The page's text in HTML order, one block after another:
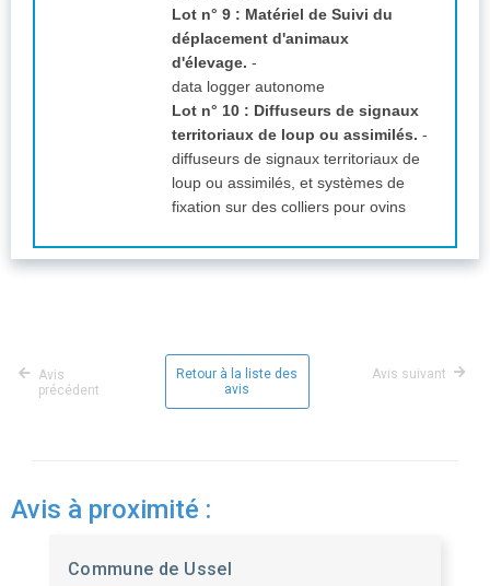
Lot n° 9 : Matériel de Suivi du
déplacement d'animaux
d'élevage. -
data logger autonome
Lot n° 10 : Diffuseurs de signaux
territoriaux de loup ou assimilés. -
diffuseurs de signaux territoriaux de
loup ou assimilés, et systèmes de
fixation sur des colliers pour ovins
Avis
précédent
Retour à la liste des
avis
Avis suivant
Avis à proximité :
Commune de Ussel